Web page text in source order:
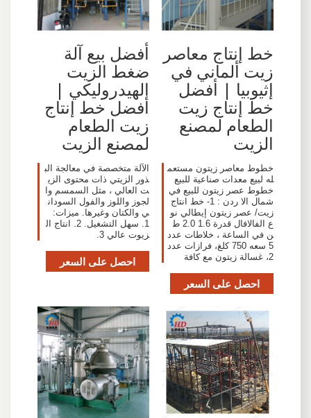
خط إنتاج معاصر
زيت ألماني في
إثيوبيا | أفضل
خط إنتاج زيت
الطعام لمصنع
الزيت
خطوط معاصر زيتون مستعم
له لبيع معدات صناعية للبيع
خطوط عصر زيتون للبيع في
شمال الا ردن : 1- خط انتاج
زيت/ عصر زيتون إيطالي نو
ع الفالافال قدرة 1.6 2.0 ط
ن في الساعة ، خلاطات عدد
5 سعه 750 كلغ، فرازات عدد
2، غسالة زيتون مع كافة
احصل على السعر
أفضل بيع آلة
ضغط الزيت
الهيدروليكي |
أفضل خط إنتاج
زيت الطعام
لمصنع الزيت
الآلة متخصصة في معالجة الب
ذور الزيتي ذات محتوى الزي
ت العالي ، مثل السمسم وا
لجوز واللوز والفول السودان
ي والكتان وغيرها. ميزات:
1. سهل التشغيل. 2. انتاج ال
زيوت عالي 3.
احصل على السعر